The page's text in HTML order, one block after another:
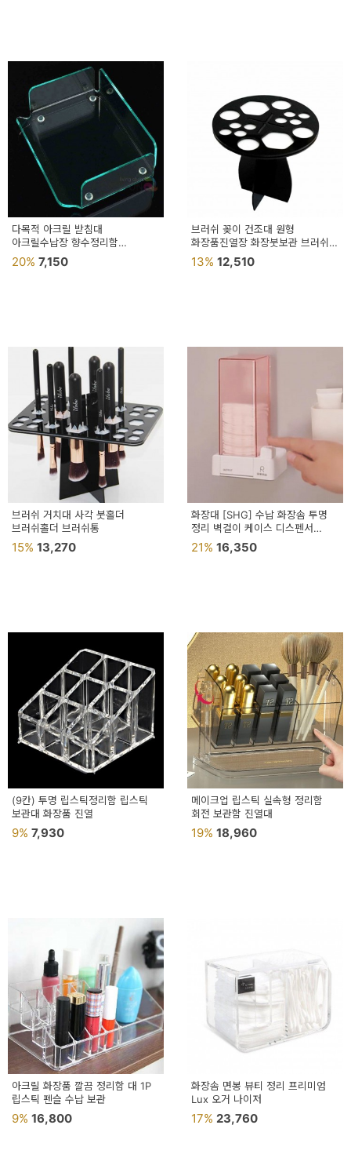
다목적 아크릴 받침대
아크릴수납장 향수정리함
화장대정리함 악세사리보관함
화장품정리
20% 7,150
브러쉬 꽂이 건조대 원형
화장품진열장 화장붓보관 브러쉬통
브러쉬보관함 메이크업정리
화장품정리대 브러
13% 12,510
브러쉬 거치대 사각 붓홀더
브러쉬홀더 브러쉬통
15% 13,270
화장대 [SHG] 수납 화장솜 투명
정리 벽걸이 케이스 디스펜서
[P62]
21% 16,350
(9칸) 투명 립스틱정리함 립스틱
보관대 화장품 진열
9% 7,930
메이크업 립스틱 실속형 정리함
회전 보관함 진열대
19% 18,960
아크릴 화장품 깔끔 정리함 대 1P
립스틱 펜슬 수납 보관
9% 16,800
화장솜 면봉 뷰티 정리 프리미엄
Lux 오거 나이저
17% 23,760